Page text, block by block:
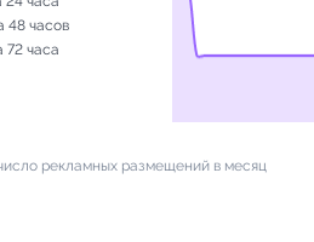
48 часов
72 часа
рекламных размещений в месяц